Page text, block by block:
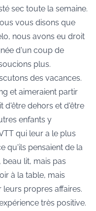
sec toute la semaine.
vous disons que
nous avons eu droit
d'un coup de
plus.
des vacances.
et aimeraient partir
d'être dehors et d'être
enfants y
qui leur a le plus
qu'ils pensaient de la
lit, mais pas
à la table, mais
propres affaires.
très positive.